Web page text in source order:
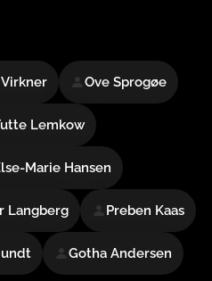
Ove Sprogøe
Lemkow
Marie Hansen
Langberg Preben Kaas
Gotha Andersen